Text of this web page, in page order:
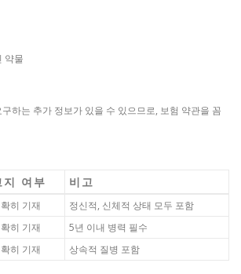
약물
하는 추가 정보가 있을 수 있으므로, 보험 약관을 꼼
지 여부 비고
히 기재
정신적, 신체적 상태 모두 포함
히 기재
5년 이내 병력 필수
히 기재 상속적 질병 포함